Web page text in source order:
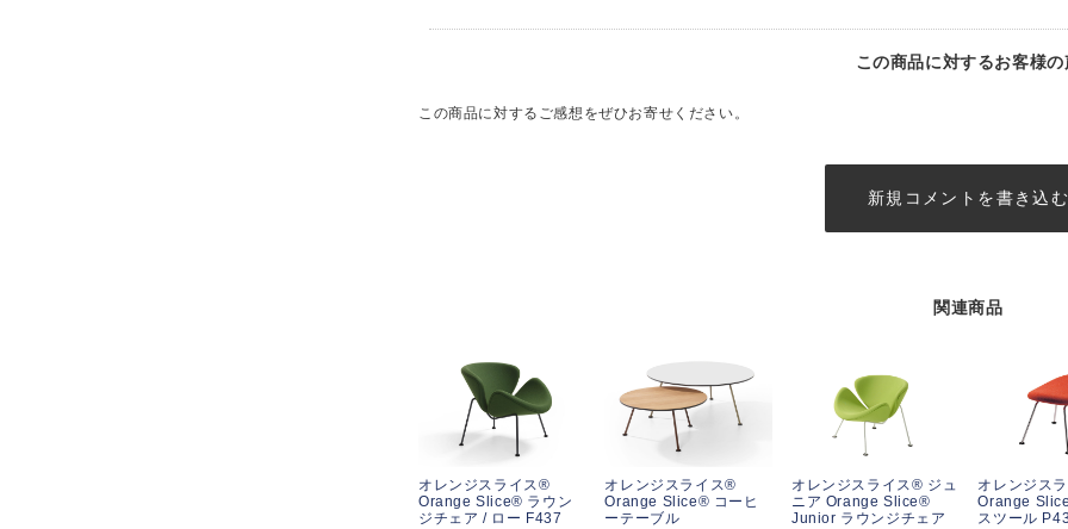
この商品に対するお客様の
この商品に対するご感想をぜひお寄せください。
新規コメントを書き込
関連商品
オレンジスライス®
Orange Slice® ラウン
ジチェア / ロー F437
オレンジスライス®
Orange Slice® コーヒ
ーテーブル
オレンジスライス® ジュ
ニア Orange Slice®
Junior ラウンジチェア
オレンジス
Orange
スツール